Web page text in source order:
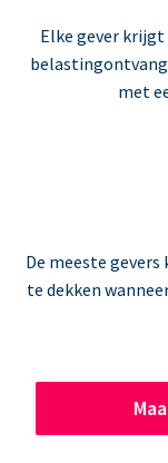
Elke gever
met
De meeste
te dekken